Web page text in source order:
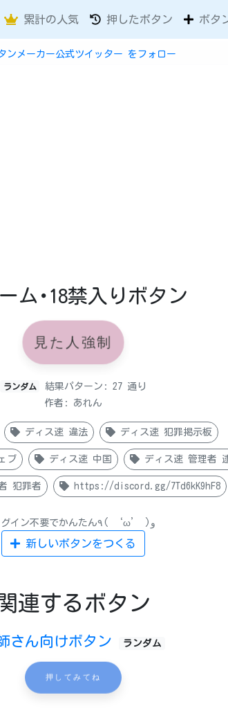
累計の人気 押したボタン ボタ
ンメーカー公式ツイッター をフォロー
ム･18禁入りボタン
見た人強制
ランダム
結果パターン: 27 通り
作者: あれん
ディス速 違法 ディス速 犯罪掲示板
ブ ディス速 中国 ディス速 管理者
犯罪者 https://discord.gg/7Td6kK9hF8
ログイン不要でかんたん٩( ‘ω’ )و
新しいボタンをつくる
関連するボタン
さん向けボタン ランダム
押してみてね